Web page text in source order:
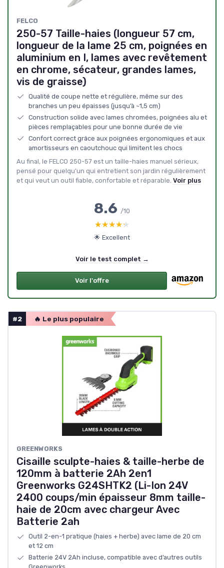
FELCO
250-57 Taille-haies (longueur 57 cm,
longueur de la lame 25 cm, poignées en
aluminium en I, lames avec revêtement
en chrome, sécateur, grandes lames,
vis de graisse)
Qualité de coupe nette et régulière, même sur des
branches un peu épaisses (jusqu’à ~1,5 cm)
Construction solide avec lames chromées, poignées alu et
pièces remplaçables pour une bonne durée de vie
Confort correct grâce aux poignées ergonomiques et aux
amortisseurs en caoutchouc qui limitent les chocs
Au final, le FELCO 250-57 est un taille-haies manuel sérieux,
pensé pour quelqu’un qui entretient son jardin régulièrement
et qui veut un outil fiable, confortable et réparable. Voir plus
8.6 /10
★★★★★
★★★★★
🌟 Excellent
Voir le test complet →
Voir l'offre
#2 🔥 Le plus populaire
GREENWORKS
Cisaille sculpte-haies & taille-herbe de
120mm à batterie 2Ah 2en1
Greenworks G24SHTK2 (Li-Ion 24V
2400 coups/min épaisseur 8mm taille-
haie de 20cm avec chargeur Avec
Batterie 2ah
Outil 2-en-1 pratique (haies + herbe) avec lame de 20 cm
et 12 cm
Batterie 24V 2Ah incluse, compatible avec d’autres outils